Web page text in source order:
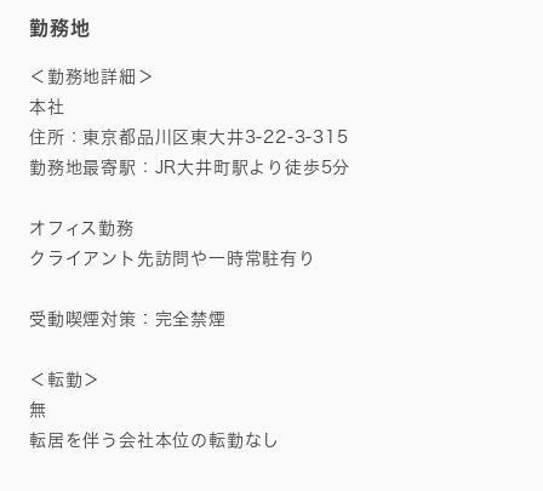
勤務地
＜勤務地詳細＞
本社
住所：東京都品川区東大井3-22-3-315
勤務地最寄駅：JR大井町駅より徒歩5分
オフィス勤務
クライアント先訪問や一時常駐有り
受動喫煙対策：完全禁煙
＜転勤＞
無
転居を伴う会社本位の転勤なし